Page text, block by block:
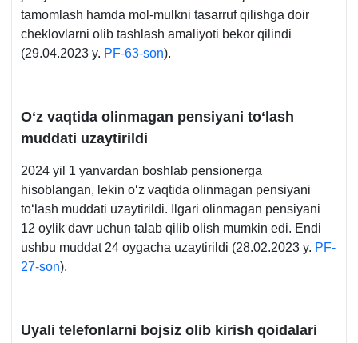
tamomlash hamda mol-mulkni tasarruf qilishga doir
cheklovlarni olib tashlash amaliyoti bekor qilindi
(29.04.2023 y. PF-63-son).
Oʻz vaqtida olinmagan pensiyani toʻlash
muddati uzaytirildi
2024 yil 1 yanvardan boshlab pensionerga
hisoblangan, lekin oʻz vaqtida olinmagan pensiyani
toʻlash muddati uzaytirildi. Ilgari olinmagan pensiyani
12 oylik davr uchun talab qilib olish mumkin edi. Endi
ushbu muddat 24 oygacha uzaytirildi (28.02.2023 y. PF-
27-son).
Uyali telefonlarni bojsiz olib kirish qoidalari